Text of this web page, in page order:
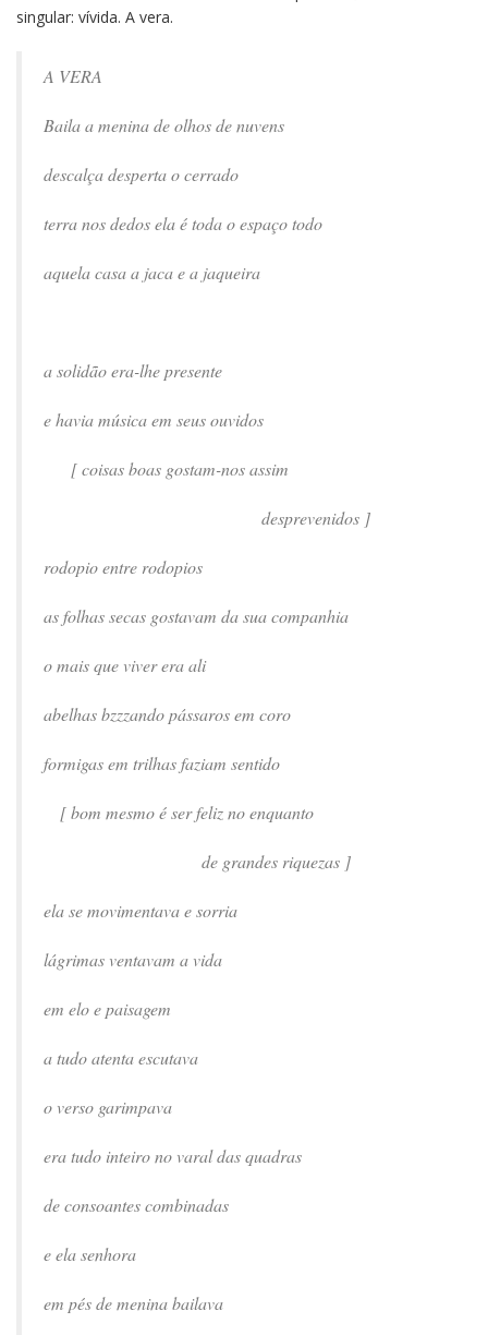
singular: vívida. A vera.
A VERA
Baila a menina de olhos de nuvens
descalça desperta o cerrado
terra nos dedos ela é toda o espaço todo
aquela casa a jaca e a jaqueira
a solidão era-lhe presente
e havia música em seus ouvidos
[ coisas boas gostam-nos assim
desprevenidos ]
rodopio entre rodopios
as folhas secas gostavam da sua companhia
o mais que viver era ali
abelhas bzzzando pássaros em coro
formigas em trilhas faziam sentido
[ bom mesmo é ser feliz no enquanto
de grandes riquezas ]
ela se movimentava e sorria
lágrimas ventavam a vida
em elo e paisagem
a tudo atenta escutava
o verso garimpava
era tudo inteiro no varal das quadras
de consoantes combinadas
e ela senhora
em pés de menina bailava